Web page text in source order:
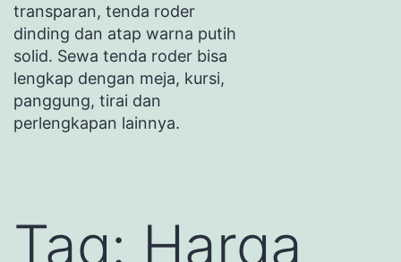
transparan, tenda roder
dinding dan atap warna putih
solid. Sewa tenda roder bisa
lengkap dengan meja, kursi,
panggung, tirai dan
perlengkapan lainnya.
Tag: Harga